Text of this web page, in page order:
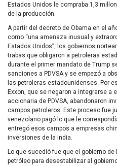
Estados Unidos le compraba 1,3
de la producción.
A partir del decreto de Obama en el
como “una amenaza inusual y
Estados Unidos”, los gobiernos
trabas que obligaron a petroleras
durante el primer mandato de Trump
sanciones a PDVSA y se empezó a
las petroleras estadounidenses. Por
Exxon, que se negaron a integrarse a
accionaria de PDVSA, abandonaron
campos petroleros. Este proceso fue
venezolano pagó lo que le
entregó esos campos a empresas
inversiones de la India.
Lo que sucedió fue que el gobierno
petróleo para desestabilizar al